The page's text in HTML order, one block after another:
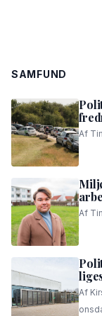
SAMFUND
Af
at
Af
Af